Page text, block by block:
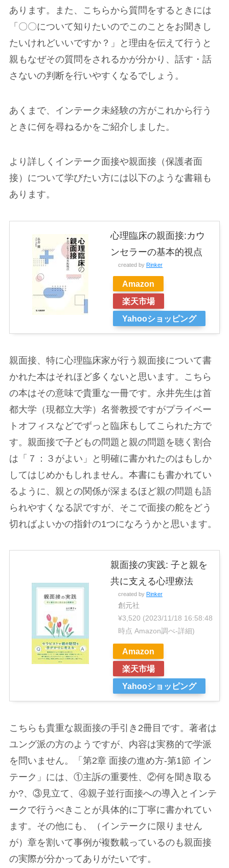
あります。また、こちらから質問をするときには
「〇〇について知りたいのでこのことをお聞きし
たいけれどいいですか？」と理由を伝えて行うと
親もなぜその質問をされるかが分かり、話す・話
さないの判断を行いやすくなるでしょう。
あくまで、インテーク未経験の方がこれから行う
ときに何を尋ねるかをご紹介しました。
より詳しくインテーク面接や親面接（保護者面
接）について学びたい方には以下のような書籍も
あります。
心理臨床の親面接:カウ
ンセラーの基本的視点
created by Rinker
Amazon
楽天市場
Yahooショッピング
親面接、特に心理臨床家が行う親面接について書
かれた本はそれほど多くないと思います。こちら
の本はその意味で貴重な一冊です。永井先生は首
都大学（現都立大学）名誉教授ですがプライベー
トオフィスなどでずっと臨床もしてこられた方で
す。親面接で子どもの問題と親の問題を聴く割合
は「７：３がよい」と明確に書かれたのはもしか
してはじめかもしれません。本書にも書かれてい
るように、親との関係が深まるほど親の問題も語
られやすくなる訳ですが、そこで面接の舵をどう
切ればよいかの指針の1つになろうかと思います。
親面接の実践: 子と親を
共に支える心理療法
created by Rinker
創元社
¥3,520 (2023/11/18 16:58:48
時点 Amazon調べ-詳細)
Amazon
楽天市場
Yahooショッピング
こちらも貴重な親面接の手引き2冊目です。著者は
ユング派の方のようですが、内容は実務的で学派
を問いません。「第2章 面接の進め方-第1節 イン
テーク」には、①主訴の重要性、②何を聞き取る
か?、③見立て、④親子並行面接への導入とインテ
ークで行うべきことが具体的に丁寧に書かれてい
ます。その他にも、（インテークに限りません
が）章を割いて事例が複数載っているのも親面接
の実際が分かってありがたいです。